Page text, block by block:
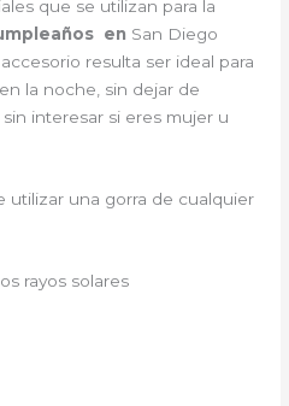
que se utilizan para la
en San Diego
resulta ser ideal para
la noche, sin dejar de
interesar si eres mujer u
utilizar una gorra de cualquier
rayos solares